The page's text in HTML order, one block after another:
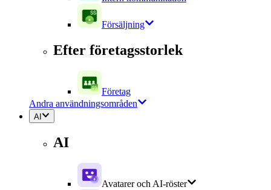
Försäljning
Efter företagsstorlek
Företag
Andra användningsområden
AI
AI
Avatarer och AI-röster